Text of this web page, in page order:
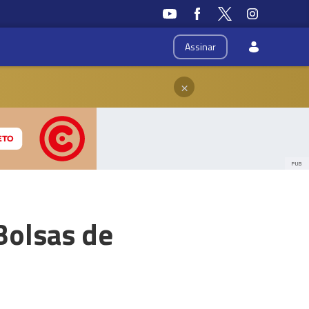
Assinar
×
PUB
de